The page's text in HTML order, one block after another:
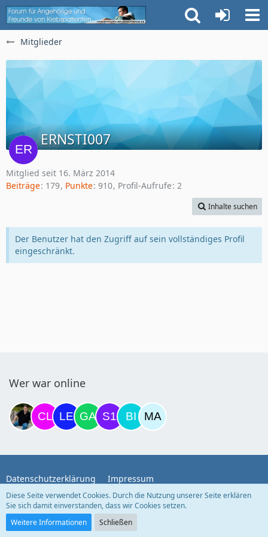
Mitglieder
ERNSTI007
Mitglied seit 16. März 2014
Beiträge 179 Punkte 910 Profil-Aufrufe 2
Inhalte suchen
Der Benutzer hat den Zugriff auf sein vollständiges Profil
eingeschränkt.
Wer war online
Datenschutzerklärung Impressum
Community-Software:
Diese Seite verwendet Cookies. Durch die Nutzung unserer Seite erklären
Sie sich damit einverstanden, dass wir Cookies setzen.
Weitere Informationen
Schließen